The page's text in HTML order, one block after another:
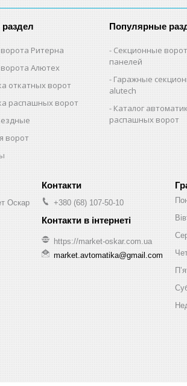
раздел
Ритерна
Алютех
откатных ворот
распашных ворот
ворот
Популярные
Секционные
панелей
Гаражные
alutech
Каталог
распашных ворот
Оскар +380 (68) 107-50-10
https://market-oskar.com.ua
market.avtomatika@gmail.com